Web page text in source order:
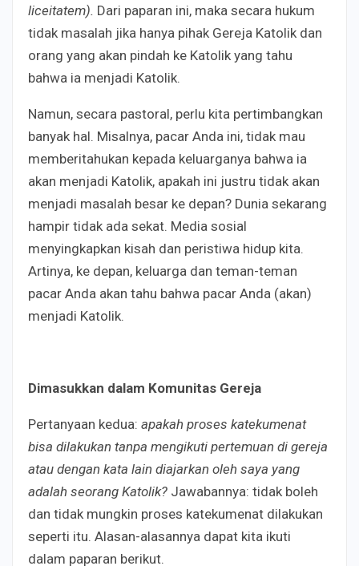
liceitatem). Dari paparan ini, maka secara hukum
tidak masalah jika hanya pihak Gereja Katolik dan
orang yang akan pindah ke Katolik yang tahu
bahwa ia menjadi Katolik.
Namun, secara pastoral, perlu kita pertimbangkan
banyak hal. Misalnya, pacar Anda ini, tidak mau
memberitahukan kepada keluarganya bahwa ia
akan menjadi Katolik, apakah ini justru tidak akan
menjadi masalah besar ke depan? Dunia sekarang
hampir tidak ada sekat. Media sosial
menyingkapkan kisah dan peristiwa hidup kita.
Artinya, ke depan, keluarga dan teman-teman
pacar Anda akan tahu bahwa pacar Anda (akan)
menjadi Katolik.
Dimasukkan dalam Komunitas Gereja
Pertanyaan kedua: apakah proses katekumenat
bisa dilakukan tanpa mengikuti pertemuan di gereja
atau dengan kata lain diajarkan oleh saya yang
adalah seorang Katolik? Jawabannya: tidak boleh
dan tidak mungkin proses katekumenat dilakukan
seperti itu. Alasan-alasannya dapat kita ikuti
dalam paparan berikut.